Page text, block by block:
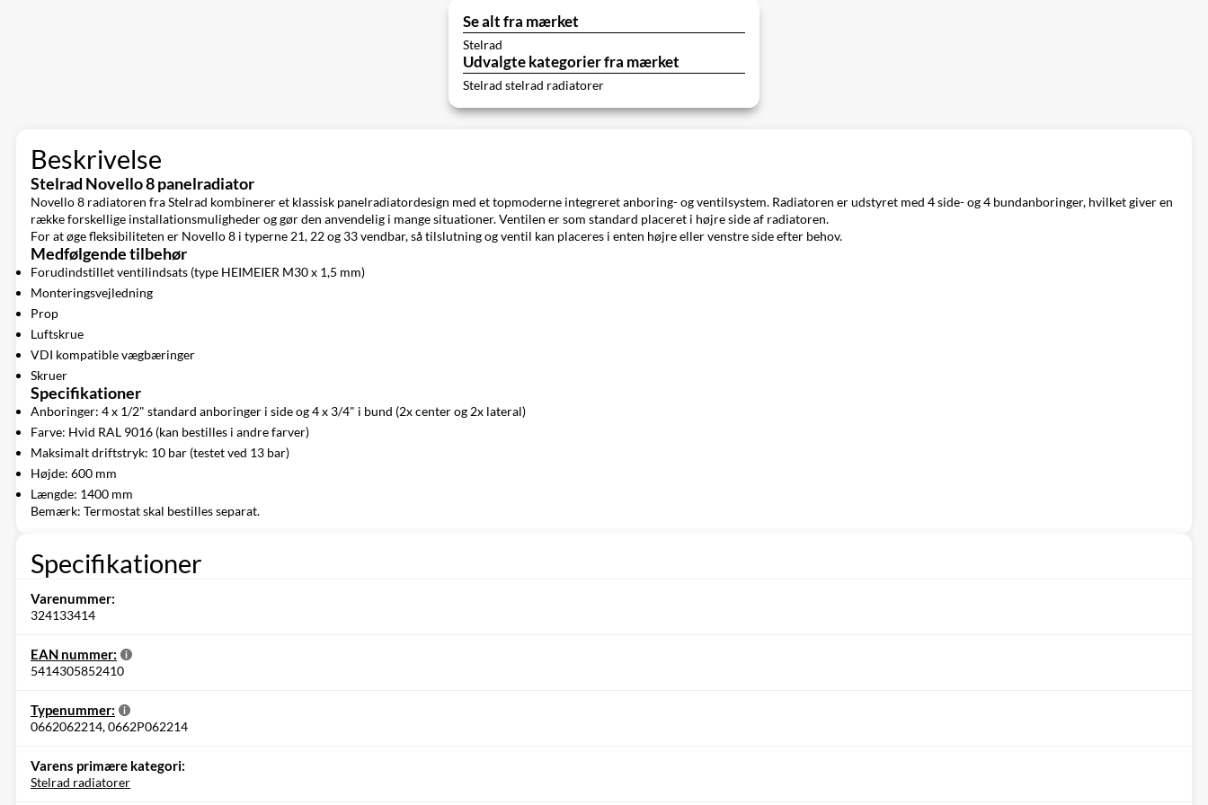
Se alt fra mærket
Stelrad
Udvalgte kategorier fra mærket
Stelrad stelrad radiatorer
Beskrivelse
Stelrad Novello 8 panelradiator
Novello 8 radiatoren fra Stelrad kombinerer et klassisk panelradiatordesign med et topmoderne integreret anboring- og ventilsystem. Radiatoren er udstyret med 4 side- og 4 bundanboringer, hvilket giver en
række forskellige installationsmuligheder og gør den anvendelig i mange situationer. Ventilen er som standard placeret i højre side af radiatoren.
For at øge fleksibiliteten er Novello 8 i typerne 21, 22 og 33 vendbar, så tilslutning og ventil kan placeres i enten højre eller venstre side efter behov.
Medfølgende tilbehør
Forudindstillet ventilindsats (type HEIMEIER M30 x 1,5 mm)
Monteringsvejledning
Prop
Luftskrue
VDI kompatible vægbæringer
Skruer
Specifikationer
Anboringer: 4 x 1/2" standard anboringer i side og 4 x 3/4" i bund (2x center og 2x lateral)
Farve: Hvid RAL 9016 (kan bestilles i andre farver)
Maksimalt driftstryk: 10 bar (testet ved 13 bar)
Højde: 600 mm
Længde: 1400 mm
Bemærk: Termostat skal bestilles separat.
Specifikationer
Varenummer:
324133414
EAN nummer:
5414305852410
Typenummer:
0662062214, 0662P062214
Varens primære kategori:
Stelrad radiatorer